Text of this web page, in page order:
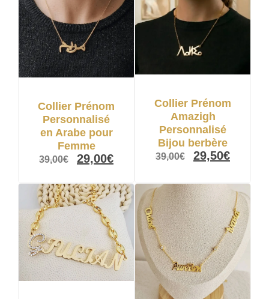
Collier Prénom
Personnalisé
en Arabe pour
Femme
39,00€ 29,00€
Collier Prénom
Amazigh
Personnalisé
Bijou berbère
39,00€ 29,50€